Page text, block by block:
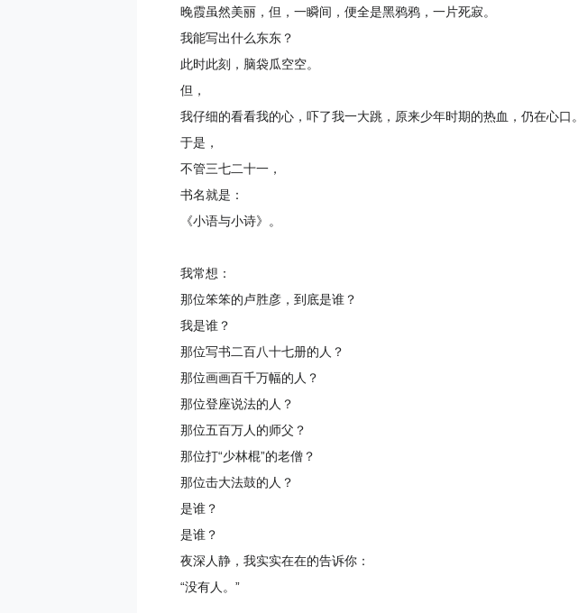
晚霞虽然美丽，但，一瞬间，便全是黑鸦鸦，一片死寂。
我能写出什么东东？
此时此刻，脑袋瓜空空。
但，
我仔细的看看我的心，吓了我一大跳，原来少年时期的热血，仍在心口。
于是，
不管三七二十一，
书名就是：
《小语与小诗》。
我常想：
那位笨笨的卢胜彦，到底是谁？
我是谁？
那位写书二百八十七册的人？
那位画画百千万幅的人？
那位登座说法的人？
那位五百万人的师父？
那位打“少林棍”的老僧？
那位击大法鼓的人？
是谁？
是谁？
夜深人静，我实实在在的告诉你：
“没有人。”